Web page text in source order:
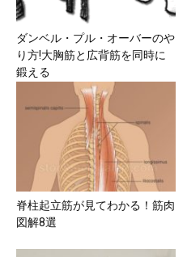
ダンベル・プル・オーバーのや
り方!大胸筋と広背筋を同時に
鍛える
脊柱起立筋が見てわかる！筋肉
図解8選